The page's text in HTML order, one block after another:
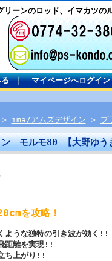
リーンのロッド、イマカツの
｜ マイページへログイン
> ima/アムズデザイン > プ
モルモ80 【大野ゆう
を攻略！
ような独特の引き波が効く!!
距離を実現!!
ち上がり!!